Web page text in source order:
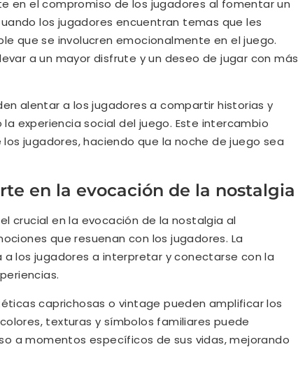
en el compromiso de los jugadores al fomentar un
los jugadores encuentran temas que les
que se involucren emocionalmente en el juego.
a un mayor disfrute y un deseo de jugar con más
alentar a los jugadores a compartir historias y
experiencia social del juego. Este intercambio
jugadores, haciendo que la noche de juego sea
en la evocación de la nostalgia
crucial en la evocación de la nostalgia al
que resuenan con los jugadores. La
los jugadores a interpretar y conectarse con la
caprichosas o vintage pueden amplificar los
texturas y símbolos familiares puede
a momentos específicos de sus vidas, mejorando